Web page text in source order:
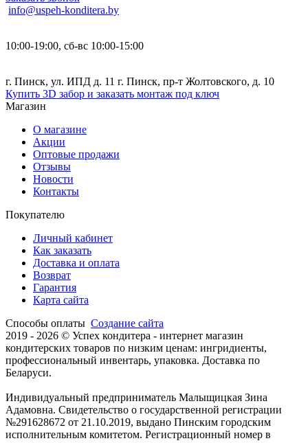
info@uspeh-konditera.by
10:00-19:00, сб-вс 10:00-15:00
г. Пинск, ул. ИПД д. 11 г. Пинск, пр-т Жолтовского, д. 10
Купить 3D забор и заказать монтаж под ключ
Магазин
О магазине
Акции
Оптовые продажи
Отзывы
Новости
Контакты
Покупателю
Личный кабинет
Как заказать
Доставка и оплата
Возврат
Гарантия
Карта сайта
Способы оплаты Создание сайта
2019 - 2026 © Успех кондитера - интернет магазин
кондитерских товаров по низким ценам: ингридиенты,
профессиональный инвентарь, упаковка. Доставка по
Беларуси.
Индивидуальный предприниматель Малыщицкая Зина
Адамовна. Свидетельство о государственной регистрации
№291628672 от 21.10.2019, выдано Пинским городским
исполнительным комитетом. Регистрационный номер в